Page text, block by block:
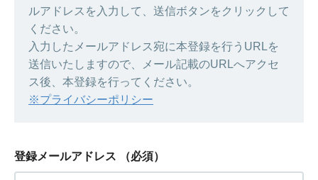
ルアドレスを入力して、送信ボタンをクリックして
ください。
入力したメールアドレス宛に本登録を行うURLを
送信いたしますので、メール記載のURLへアクセ
ス後、本登録を行ってください。
※プライバシーポリシー
登録メールアドレス （必須）